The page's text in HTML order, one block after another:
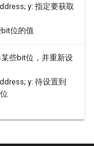
y: 指定要获取
bit位的值
些bit位，并重新设
y: 待设置到